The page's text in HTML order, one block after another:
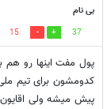
بی نام
37
15
پول مفت اینها رو هم
پیش میشه ولی